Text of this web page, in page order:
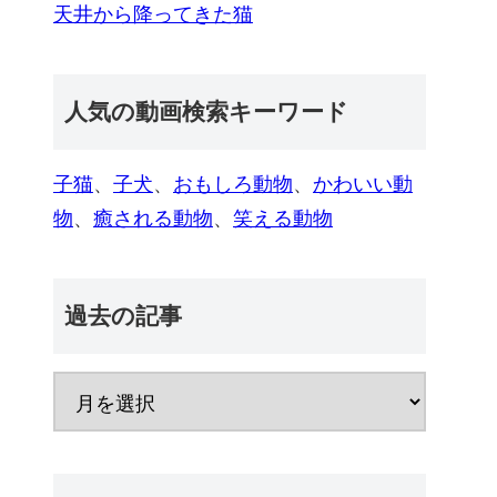
天井から降ってきた猫
人気の動画検索キーワード
子猫、 子犬、 おもしろ動物、 かわいい動
物、 癒される動物、 笑える動物
過去の記事